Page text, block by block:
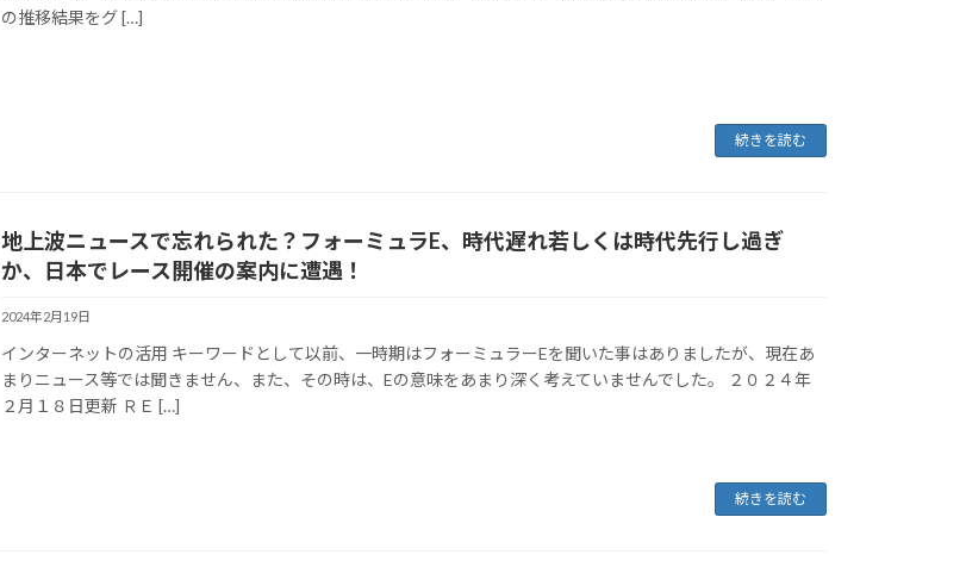
の推移結果をグ […]
続きを読む
地上波ニュースで忘れられた？フォーミュラE、時代遅れ若しくは時代先行し過ぎ
か、日本でレース開催の案内に遭遇！
2024年2月19日
インターネットの活用 キーワードとして以前、一時期はフォーミュラーEを聞いた事はありましたが、現在あ
まりニュース等では聞きません、また、その時は、Eの意味をあまり深く考えていませんでした。 ２０２４年
２月１８日更新 ＲＥ […]
続きを読む